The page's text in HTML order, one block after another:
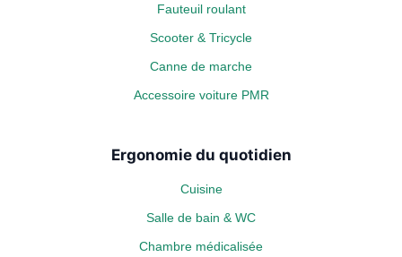
Fauteuil roulant
Scooter & Tricycle
Canne de marche
Accessoire voiture PMR
Ergonomie du quotidien
Cuisine
Salle de bain & WC
Chambre médicalisée